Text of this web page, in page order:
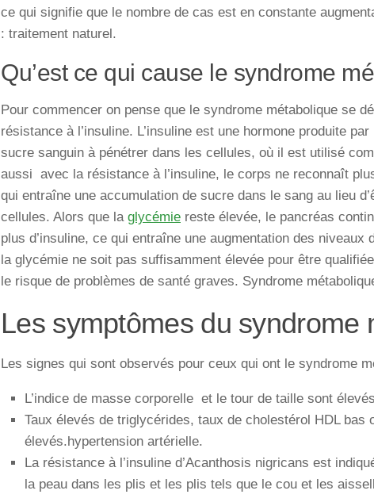
ce qui signifie que le nombre de cas est en constante
: traitement naturel.
Qu’est ce qui cause le syndrome
Pour commencer on pense que le syndrome métabolique se
résistance àl’insuline. L’insuline est une hormone produite par
sucre sanguin à pénétrer dans les cellules, où il est utilisé
aussi avec la résistance àl’insuline, le corps ne reconnaît
qui entraîne une accumulation de sucre dans le sang au lieu
cellules. Alors que la glycémie reste élevée, le pancréas
plus d’insuline, ce qui entraîne une augmentation des niveaux
laglycémie ne soit pas suffisamment élevée pour être qualifiée
le risque de problèmes de santé graves. Syndrome
Les symptômes du syndrome
Les signes qui sont observés pour ceux qui ont le syndrome
L’indice de masse corporelle et le tour de taille sont
Taux élevés de triglycérides, taux de cholestérol HDL bas
élevés.hypertension artérielle.
La résistance à l’insuline d’Acanthosis nigricans est
la peau dans les plis et les plis tels que le cou et les